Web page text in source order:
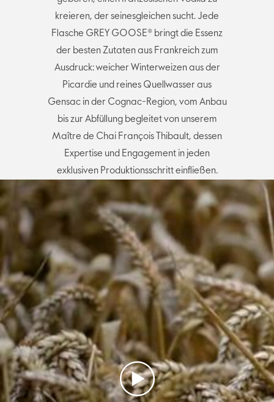
kreieren, der seinesgleichen sucht. Jede
Flasche GREY GOOSE® bringt die Essenz
der besten Zutaten aus Frankreich zum
Ausdruck: weicher Winterweizen aus der
Picardie und reines Quellwasser aus
Gensac in der Cognac-Region, vom Anbau
bis zur Abfüllung begleitet von unserem
Maître de Chai François Thibault, dessen
Expertise und Engagement in jeden
exklusiven Produktionsschritt einfließen.